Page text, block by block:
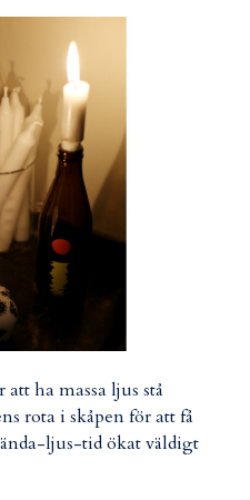
ha massa ljus stå
rota i skåpen för att få
ljus-tid ökat väldigt